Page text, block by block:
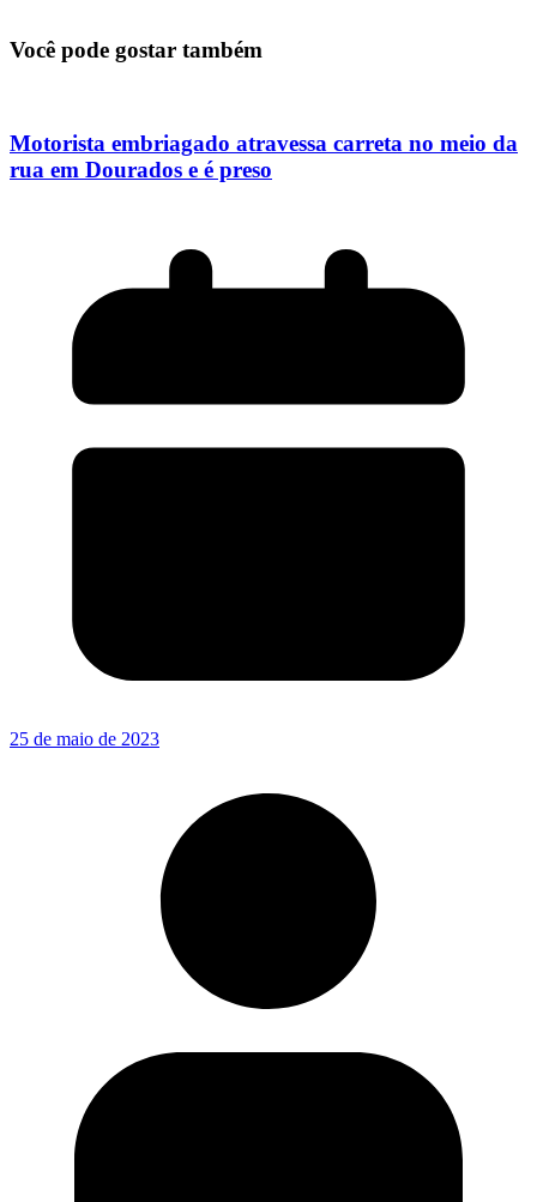
Você pode gostar também
Motorista embriagado atravessa carreta no meio da
rua em Dourados e é preso
25 de maio de 2023